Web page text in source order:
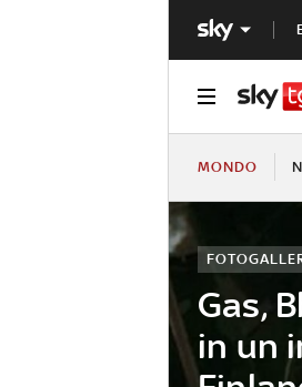
MONDO
Gas,
in un